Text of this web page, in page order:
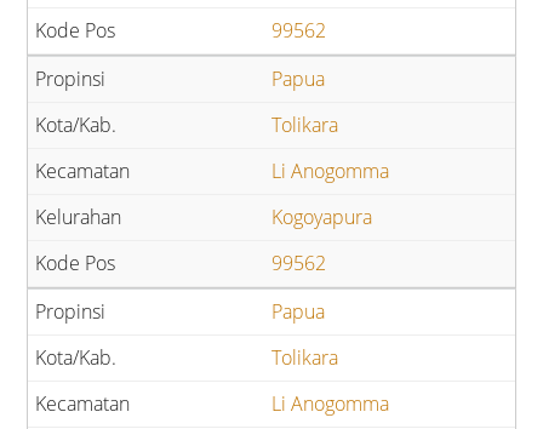
99562
Papua
Tolikara
Li Anogomma
Kogoyapura
99562
Papua
Tolikara
Li Anogomma